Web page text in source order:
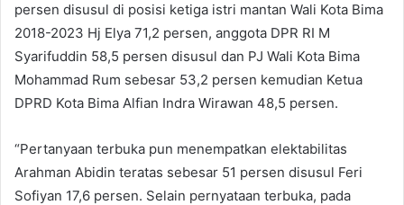
persen disusul di posisi ketiga istri mantan Wali Kota Bima
2018-2023 Hj Elya 71,2 persen, anggota DPR RI M
Syarifuddin 58,5 persen disusul dan PJ Wali Kota Bima
Mohammad Rum sebesar 53,2 persen kemudian Ketua
DPRD Kota Bima Alfian Indra Wirawan 48,5 persen.
“Pertanyaan terbuka pun menempatkan elektabilitas
Arahman Abidin teratas sebesar 51 persen disusul Feri
Sofiyan 17,6 persen. Selain pernyataan terbuka, pada